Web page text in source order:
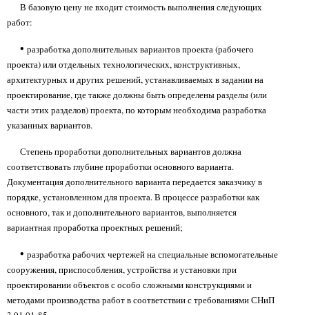
В базовую цену не входит стоимость выполнения следующих
работ:
• разработка дополнительных вариантов проекта (рабочего
проекта) или отдельных технологических, конструктивных,
архитектурных и других решений, устанавливаемых в задании на
проектирование, где также должны быть определены разделы (или
части этих разделов) проекта, по которым необходима разработка
указанных вариантов.
Степень проработки дополнительных вариантов должна
соответствовать глубине проработки основного варианта.
Документация дополнительного варианта передается заказчику в
порядке, установленном для проекта. В процессе разработки как
основного, так и дополнительного вариантов, выполняется
вариантная проработка проектных решений;
• разработка рабочих чертежей на специальные вспомогательные
сооружения, приспособления, устройства и установки при
проектировании объектов с особо сложными конструкциями и
методами производства работ в соответствии с требованиями СНиП